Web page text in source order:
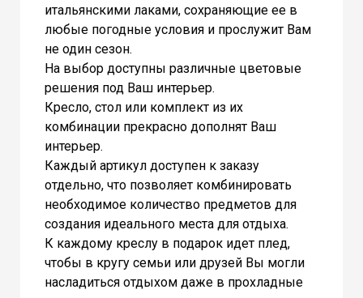
итальянскими лаками, сохраняющие ее в
любые погодные условия и прослужит Вам
не один сезон.
На выбор доступны различные цветовые
решения под Ваш интерьер.
Кресло, стол или комплект из их
комбинации прекрасно дополнят Ваш
интерьер.
Каждый артикул доступен к заказу
отдельно, что позволяет комбинировать
необходимое количество предметов для
создания идеального места для отдыха.
К каждому креслу в подарок идет плед,
чтобы в кругу семьи или друзей Вы могли
насладиться отдыхом даже в прохладные